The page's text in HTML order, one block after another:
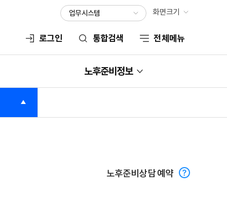
업무시스템 화면크기
로그인 통합검색 전체메뉴
노후준비정보
노후준비상담 예약